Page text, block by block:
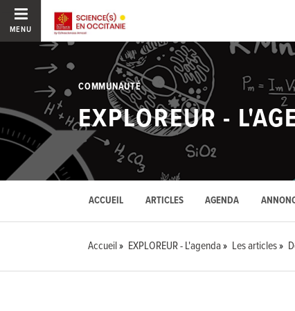
MENU
COMMUNAUTÉ
EXPLOREUR -
ACCUEIL ARTICLES AGENDA
Accueil EXPLOREUR - L'agenda Les articles